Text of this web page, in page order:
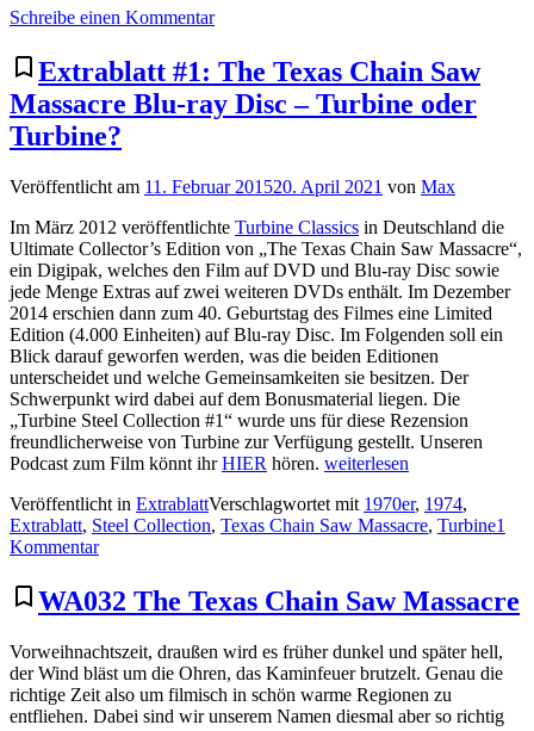
Schreibe einen Kommentarzu
Supermarkt
bookmark_border Extrablatt #1: The Texas Chain Saw
Massacre Blu-ray Disc – Turbine oder
Turbine?
Veröffentlicht am 11. Februar 201520. April 2021 von Max
Im März 2012 veröffentlichte Turbine Classics in Deutschland die
Ultimate Collector’s Edition von „The Texas Chain Saw Massacre“,
ein Digipak, welches den Film auf DVD und Blu-ray Disc sowie
jede Menge Extras auf zwei weiteren DVDs enthält. Im Dezember
2014 erschien dann zum 40. Geburtstag des Filmes eine Limited
Edition (4.000 Einheiten) auf Blu-ray Disc. Im Folgenden soll ein
Blick darauf geworfen werden, was die beiden Editionen
unterscheidet und welche Gemeinsamkeiten sie besitzen. Der
Schwerpunkt wird dabei auf dem Bonusmaterial liegen. Die
„Turbine Steel Collection #1“ wurde uns für diese Rezension
freundlicherweise von Turbine zur Verfügung gestellt. Unseren
Podcast zum Film könnt ihrHIER hören. „Extrablatt
The
Texas
Massacre
Blu-
Disc
–
Turbine
oder
weiterlesen
Veröffentlicht in ExtrablattVerschlagwortet mit 1970er, 1974,
Extrablatt, Steel Collection, Texas Chain Saw Massacre, Turbine1
Kommentarzu
#1:
The
Chain
Saw
Massacre
Blu-
bookmark_border WA032 The Texas Chain Saw Massacre
Vorweihnachtszeit, draußen wird es früher dunkel und später hell,
der Wind bläst um die Ohren, das Kaminfeuer brutzelt. Genau die
richtige Zeit also um filmisch in schön warme Regionen zu
entfliehen. Dabei sind wir unserem Namen diesmal aber so richtig